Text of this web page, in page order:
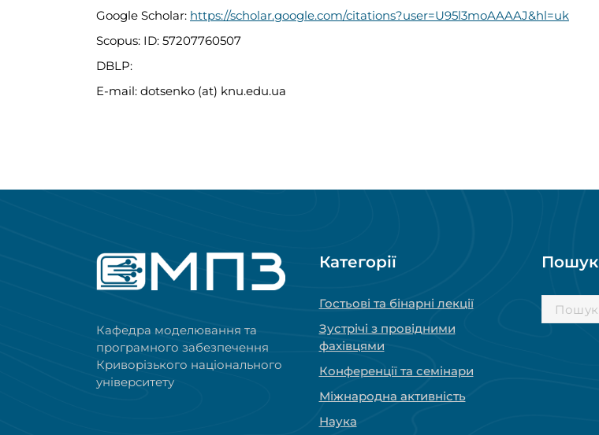
Google Scholar: https://scholar.google.com/citations?user=U95l3moAAAAJ&hl=uk
Scopus: ID: 57207760507
DBLP:
E-mail: dotsenko (at) knu.edu.ua
Кафедра моделювання та
програмного забезпечення
Криворізького національного
університету
Категорії
Гостьові та бінарні лекції
Зустрічі з провідними
фахівцями
Конференції та семінари
Міжнародна активність
Наука
Пошук
Пошук: